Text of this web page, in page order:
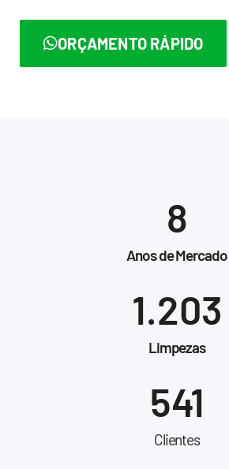
ORÇAMENTO RÁPIDO
Anos de Mercado
8
Limpezas
1.203
Clientes
541